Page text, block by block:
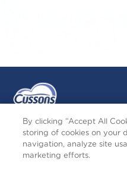
Ikuti
By clicking “Accept All
storing of cookies on your
navigation, analyze site
marketing efforts.